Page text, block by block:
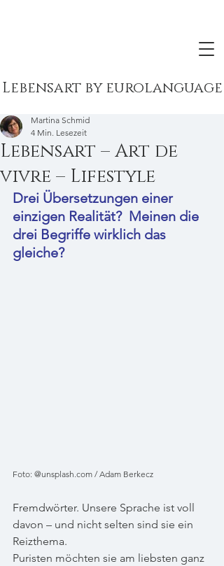
Lebensart by eurolanguage
Lebensart – Art de
vivre – Lifestyle
Martina Schmid
4 Min. Lesezeit
Drei Übersetzungen einer
einzigen Realität?  Meinen die
drei Begriffe wirklich das
gleiche?
Foto: @unsplash.com / Adam Berkecz
Fremdwörter. Unsere Sprache ist voll
davon – und nicht selten sind sie ein
Reizthema.
Puristen möchten sie am liebsten ganz